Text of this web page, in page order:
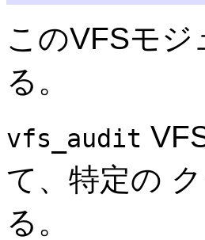
このVFSモジ
る。
vfs_audit
て、特定の
る。